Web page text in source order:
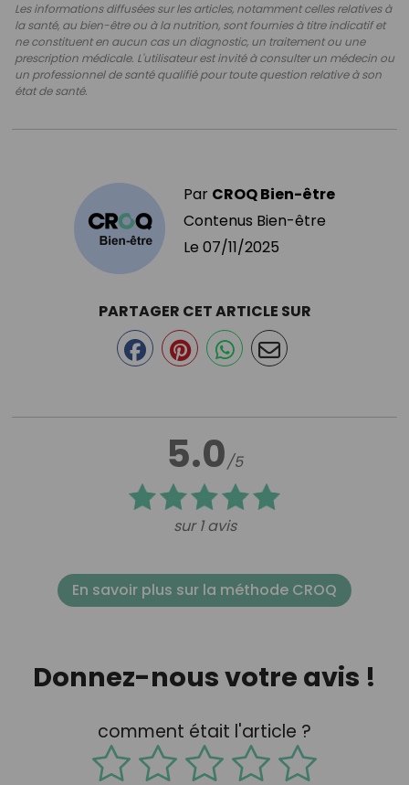
Les informations diffusées sur les articles, notamment celles relatives à
la santé, au bien-être ou à la nutrition, sont fournies à titre indicatif et
ne constituent en aucun cas un diagnostic, un traitement ou une
prescription médicale. L'utilisateur est invité à consulter un médecin ou
un professionnel de santé qualifié pour toute question relative à son
état de santé.
Par CROQ Bien-être
Contenus Bien-être
Le 07/11/2025
5.0/5
sur 1 avis
PARTAGER CET ARTICLE SUR
En savoir plus sur la méthode CROQ
Donnez-nous votre avis !
comment était l'article ?